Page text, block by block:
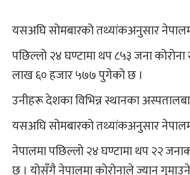
यसअघि सोमबारको तथ्यांकअनुसार
पछिल्लो २४ घण्टामा थप ८५३ जना
लाख ६० हजार ५७७ पुगेको छ ।
उनीहरू देशका विभिन्न स्थानका
यसअघि सोमबारको तथ्यांकअनुसार
नेपालमा पछिल्लो २४ घण्टामा थप २२
छ । योसँगै नेपालमा कोरोनाले ज्यान